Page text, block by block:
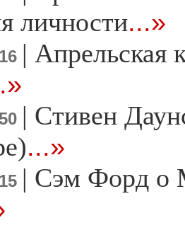
личности...»
| Апрельская
| Стивен
...»
| Сэм Форд о